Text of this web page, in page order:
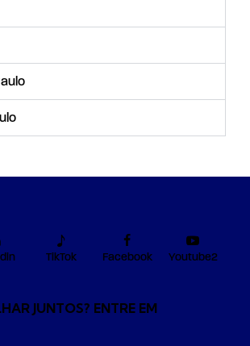
TikTok Facebook Youtube2
JUNTOS? ENTRE EM